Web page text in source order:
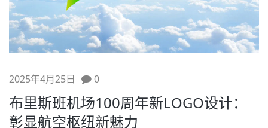
2025年4月25日 0
布里斯班机场100周年新LOGO设计：
彰显航空枢纽新魅力